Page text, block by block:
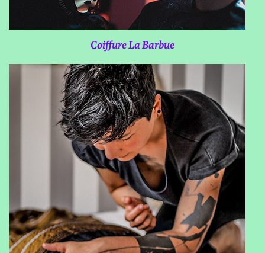
Coiffure La Barbue